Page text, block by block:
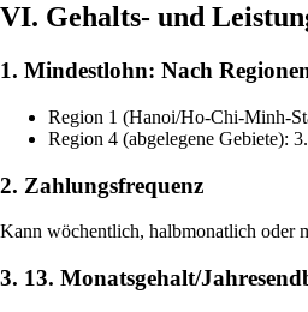
VI. Gehalts- und
1. Mindestlohn: Nach
Region 1 (Hanoi/Ho-Chi-Minh-
Region 4 (abgelegene Gebiete):
2. Zahlungsfrequenz
Kann wöchentlich, halbmonatlich oder
3. 13. Monatsgehalt/